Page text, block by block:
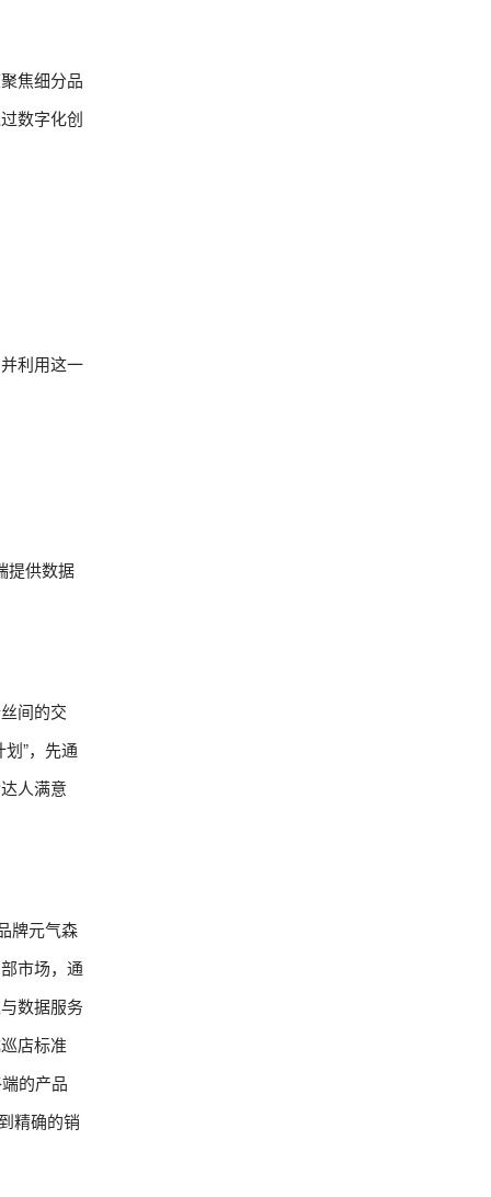
焦细分品
数字化创
利用这一
提供数据
间的交
”，先通
人满意
牌元气森
市场，通
数据服务
店标准
的产品
精确的销